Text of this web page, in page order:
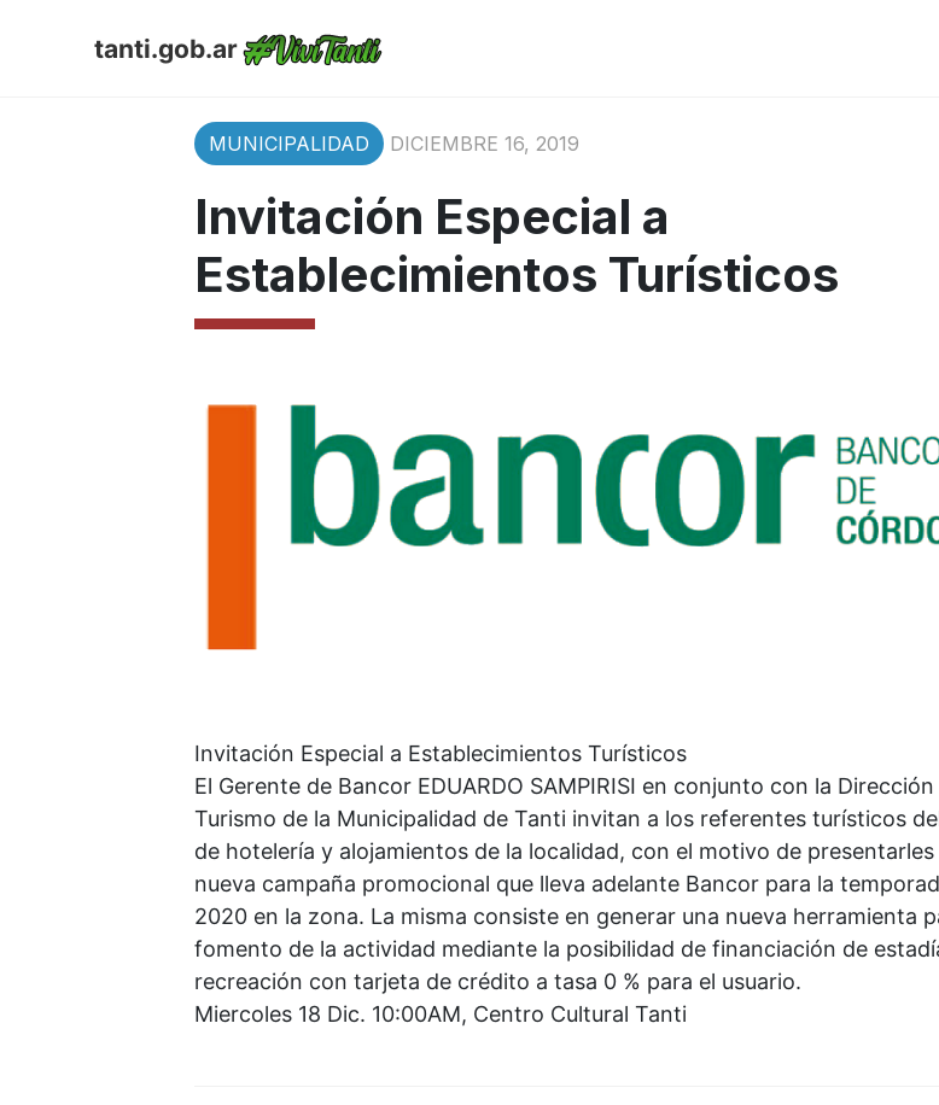
tanti.gob.ar
MUNICIPALIDAD DICIEMBRE 16, 2019
Invitación Especial a
Establecimientos Turísticos
Invitación Especial a Establecimientos Turísticos
El Gerente de Bancor EDUARDO SAMPIRISI en conjunto con la Dirección
Turismo de la Municipalidad de Tanti invitan a los referentes turísticos
de hotelería y alojamientos de la localidad, con el motivo de presentarles
nueva campaña promocional que lleva adelante Bancor para la
2020 en la zona. La misma consiste en generar una nueva herramienta
fomento de la actividad mediante la posibilidad de financiación de
recreación con tarjeta de crédito a tasa 0 % para el usuario.
Miercoles 18 Dic. 10:00AM, Centro Cultural Tanti